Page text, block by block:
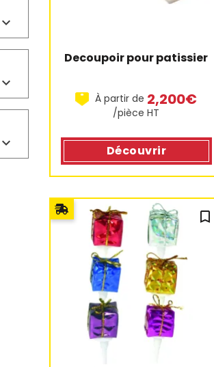
Decoupoir pour patissier
À partir de 2,200€
/pièce HT
Découvrir
bookmark_outline